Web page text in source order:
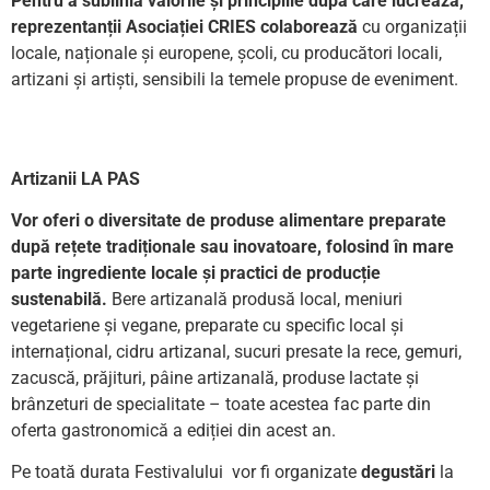
reprezentanții Asociației CRIES colaborează cu organizații
locale, naționale și europene, școli, cu producători locali,
artizani și artiști, sensibili la temele propuse de eveniment.
Artizanii LA PAS
Vor oferi o diversitate de produse alimentare preparate
după rețete tradiționale sau inovatoare, folosind în mare
parte ingrediente locale și practici de producție
sustenabilă. Bere artizanală produsă local, meniuri
vegetariene și vegane, preparate cu specific local și
internațional, cidru artizanal, sucuri presate la rece, gemuri,
zacuscă, prăjituri, pâine artizanală, produse lactate și
brânzeturi de specialitate – toate acestea fac parte din
oferta gastronomică a ediției din acest an.
Pe toată durata Festivalului vor fi organizate degustări la